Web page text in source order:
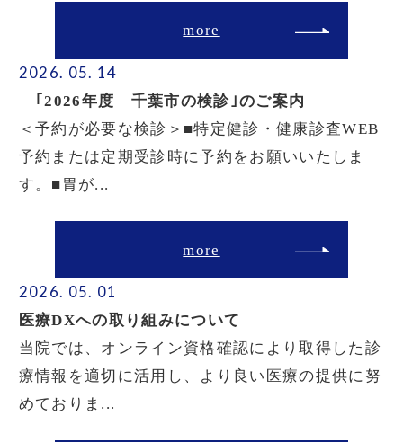
more
2026. 05. 14
｢2026年度 千葉市の検診｣のご案内
＜予約が必要な検診＞■特定健診・健康診査WEB
予約または定期受診時に予約をお願いいたしま
す。■胃が...
more
2026. 05. 01
医療DXへの取り組みについて
当院では、オンライン資格確認により取得した診
療情報を適切に活用し、より良い医療の提供に努
めておりま...